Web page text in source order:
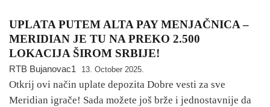
UPLATA PUTEM ALTA PAY MENJAČNICA –
MERIDIAN JE TU NA PREKO 2.500
LOKACIJA ŠIROM SRBIJE!
RTB Bujanovac1 13. October 2025.
Otkrij ovi način uplate depozita Dobre vesti za sve
Meridian igrače! Sada možete još brže i jednostavnije da